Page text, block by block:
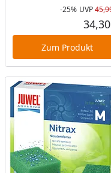
-25% UVP
Zum Produkt